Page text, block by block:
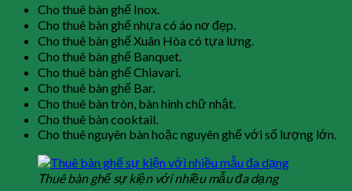
Cho thuê bàn ghế Inox.
Cho thuê bàn ghế nhựa có áo nơ đẹp.
Cho thuê bàn ghế Xuân Hòa có tựa lưng.
Cho thuê bàn ghế Banquet.
Cho thuê bàn ghế Chiavari.
Cho thuê bàn ghế Bar.
Cho thuê bàn tròn, bàn hình chữ nhật.
Cho thuê bàn cooktail.
Cho thuê nguyên bàn hoặc nguyên ghế với số lượng lớn.
Thuê bàn ghế sự kiện với nhiều mẫu đa dạng